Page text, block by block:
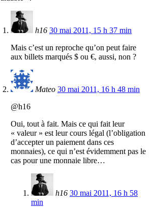
h16 30 mai 2011, 15 h 37 min
Mais c’est un reproche qu’on peut faire
aux billets marqués $ ou €, aussi, non ?
Mateo 30 mai 2011, 16 h 48 min
@h16
Oui, tout à fait. Mais ce qui fait leur
« valeur » est leur cours légal (l’obligation
d’accepter un paiement dans ces
monnaies), ce qui n’est évidemment pas le
cas pour une monnaie libre…
h16 30 mai 2011, 16 h 58
min